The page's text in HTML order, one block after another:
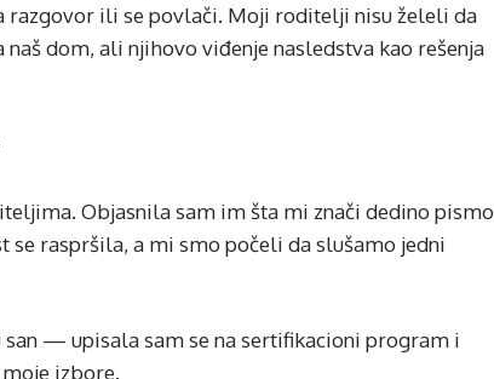
razgovor ili se povlači. Moji roditelji nisu želeli da
dom, ali njihovo viđenje nasledstva kao rešenja
Objasnila sam im šta mi znači dedino pismo
se raspršila, a mi smo počeli da slušamo jedni
— upisala sam se na sertifikacioni program i
izbore.